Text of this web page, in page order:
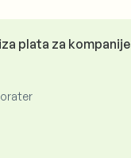
plata za kompanije